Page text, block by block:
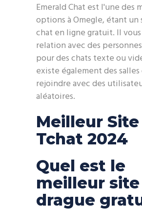
Emerald Chat est l'une des
options à Omegle, étant un
chat en ligne gratuit. Il
relation avec des
pour des chats texte ou
existe également des salles
rejoindre avec des
aléatoires.
Meilleur Site
Tchat 2024
Quel est le
meilleur
drague